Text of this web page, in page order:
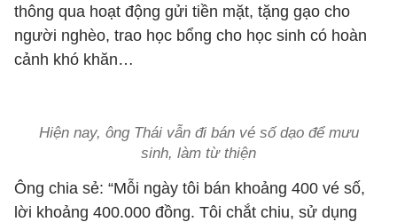
thông qua hoạt động gửi tiền mặt, tặng gạo cho
người nghèo, trao học bổng cho học sinh có hoàn
cảnh khó khăn…
Hiện nay, ông Thái vẫn đi bán vé số dạo để mưu
sinh, làm từ thiện
Ông chia sẻ: “Mỗi ngày tôi bán khoảng 400 vé số,
lời khoảng 400.000 đồng. Tôi chắt chiu, sử dụng